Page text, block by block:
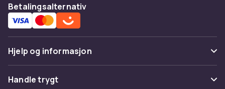
Betalingsalternativ
Hjelp og informasjon
Vanlige spørsmål
Handle trygt